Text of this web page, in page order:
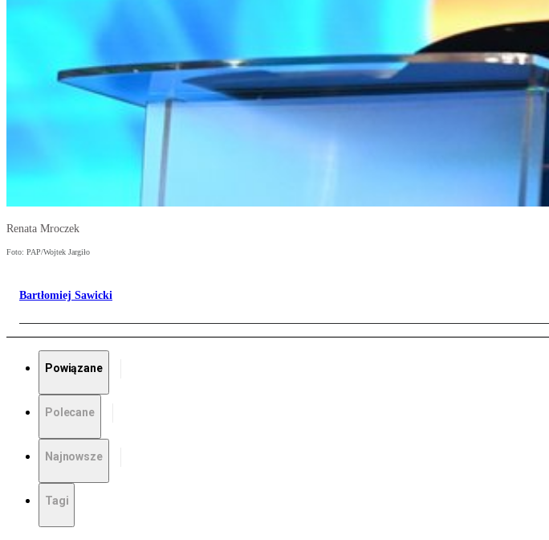
Renata Mroczek
Foto: PAP/Wojtek Jargiło
Bartłomiej Sawicki
Powiązane
Polecane
Najnowsze
Tagi